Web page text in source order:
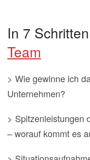
In 7
Team
> Wie gewinne ich
Unternehmen?
> Spitzenleistungen
– worauf kommt es